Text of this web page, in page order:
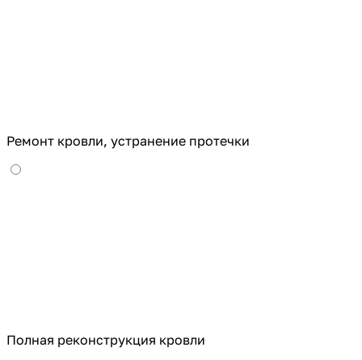
Ремонт кровли, устранение протечки
Полная реконструкция кровли